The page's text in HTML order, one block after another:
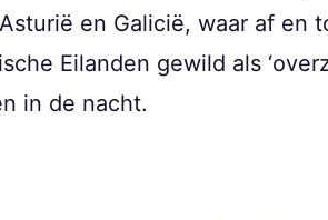
en Galicië, waar af en
Eilanden gewild als
in de nacht.